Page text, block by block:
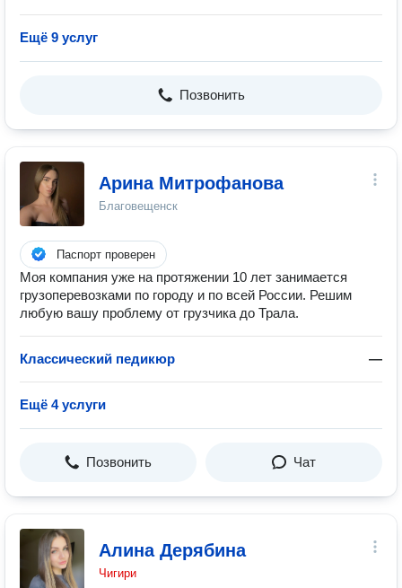
Ещё 9 услуг
Позвонить
Арина Митрофанова
Благовещенск
Паспорт проверен
Моя компания уже на протяжении 10 лет занимается
грузоперевозками по городу и по всей России. Решим
любую вашу проблему от грузчика до Трала.
Классический педикюр —
Ещё 4 услуги
Позвонить Чат
Алина Дерябина
Чигири